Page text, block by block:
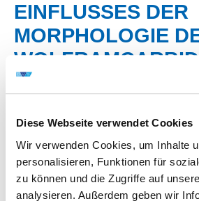
Diese Webseite verwendet Cookies
Wir verwenden Cookies, um Inhalte
personalisieren, Funktionen für
zu können und die Zugriffe auf
analysieren. Außerdem geben wir
EINFLUSSES DER
MORPHOLOGIE
EIGENSCHAFTEN
M BEISPIEL DES P
HWEISSENS